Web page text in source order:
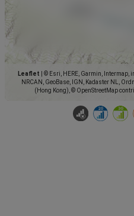
Leaflet
© Esri, HERE, Garmin, Intermap,
NRCAN, GeoBase, IGN, Kadaster NL,
(Hong Kong), © OpenStreetMap